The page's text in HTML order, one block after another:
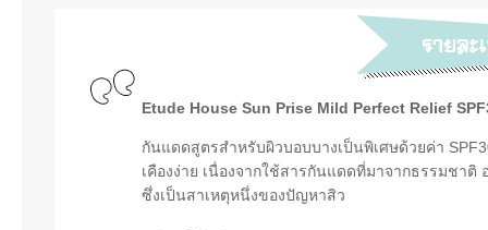
Etude House Sun Prise Mild Perfect Relief
กันแดดสูตรสำหรับผิวบอบบางเป็นพิเศษด้วยค่า
เคืองง่าย เนื่องจากใช้สารกันแดดที่มาจากธรรมชา
ซึ่งเป็นสาเหตุหนึ่งของปัญหาสิว